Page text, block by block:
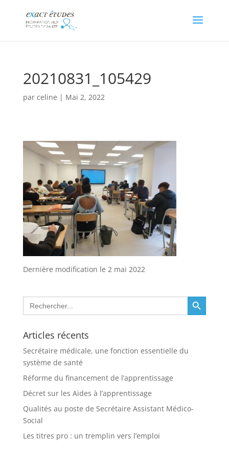
20210831_105429
par celine | Mai 2, 2022
Dernière modification le 2 mai 2022
Search
for:
Search Button
Articles récents
Secrétaire médicale, une fonction essentielle du
système de santé
Réforme du financement de l’apprentissage
Décret sur les Aides à l’apprentissage
Qualités au poste de Secrétaire Assistant Médico-
Social
Les titres pro : un tremplin vers l’emploi